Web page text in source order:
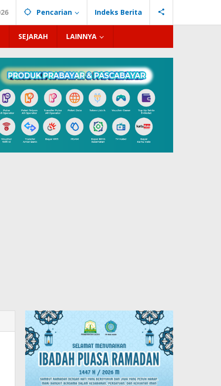
Pencarian Indeks Berita
SEJARAH LAINNYA